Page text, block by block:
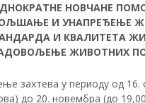
НОВЧАНЕ
И УНАПРЕЂЕЊЕ
И КВАЛИТЕТА
ЖИВОТНИХ
захтева у периоду од 16.
до 20. новембра (до